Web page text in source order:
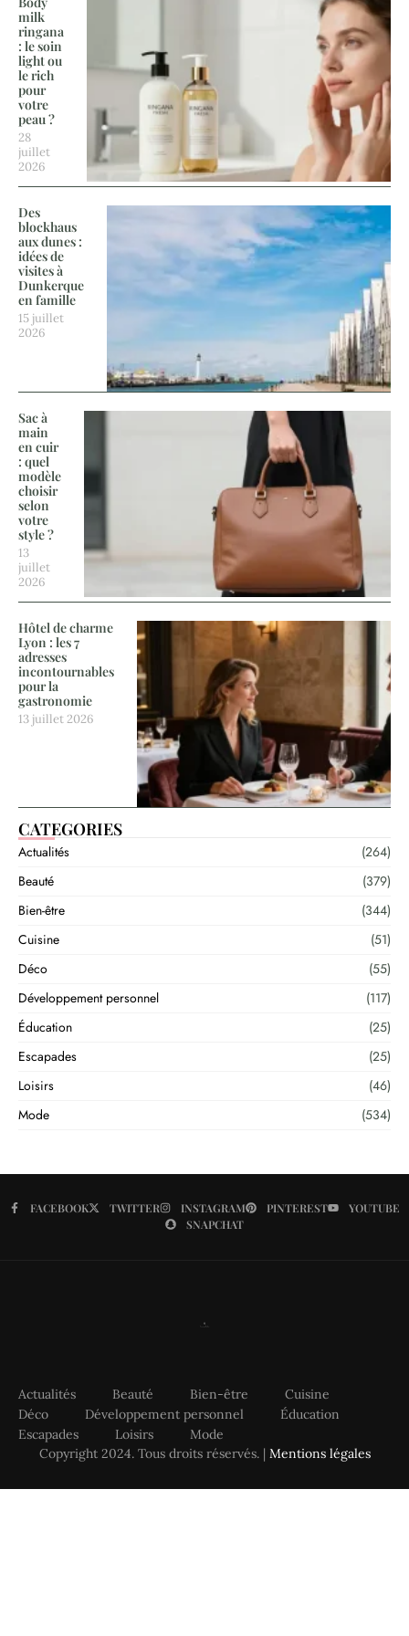
milk
ringana
: le soin
light ou
le rich
pour
votre
peau ?
28
juillet
2026
Des
blockhaus
aux dunes :
idées de
visites à
Dunkerque
en famille
15 juillet
2026
Sac à
main
en cuir
: quel
modèle
choisir
selon
votre
style ?
13
juillet
2026
Hôtel de charme
Lyon : les 7
adresses
incontournables
pour la
gastronomie
13 juillet 2026
CATEGORIES
Actualités
(264)
Beauté
(379)
Bien-être
(344)
Cuisine
(51)
Déco
(55)
Développement personnel
(117)
Éducation
(25)
Escapades
(25)
Loisirs
(46)
Mode
(534)
FACEBOOK TWITTER INSTAGRAM PINTEREST
YOUTUBE
SNAPCHAT
Actualités Beauté Bien-être
Cuisine
Déco
Développement personnel
Éducation
Escapades
Loisirs
Mode
Copyright 2024. Tous droits réservés. | Mentions légales